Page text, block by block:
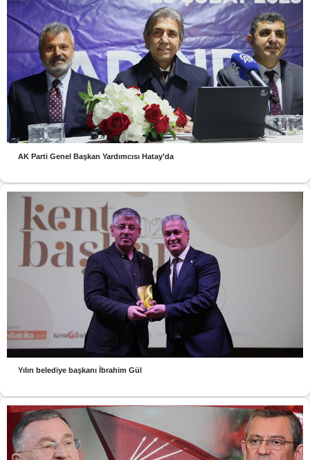
AK Parti Genel Başkan Yardımcısı Hatay’da
Yılın belediye başkanı İbrahim Gül